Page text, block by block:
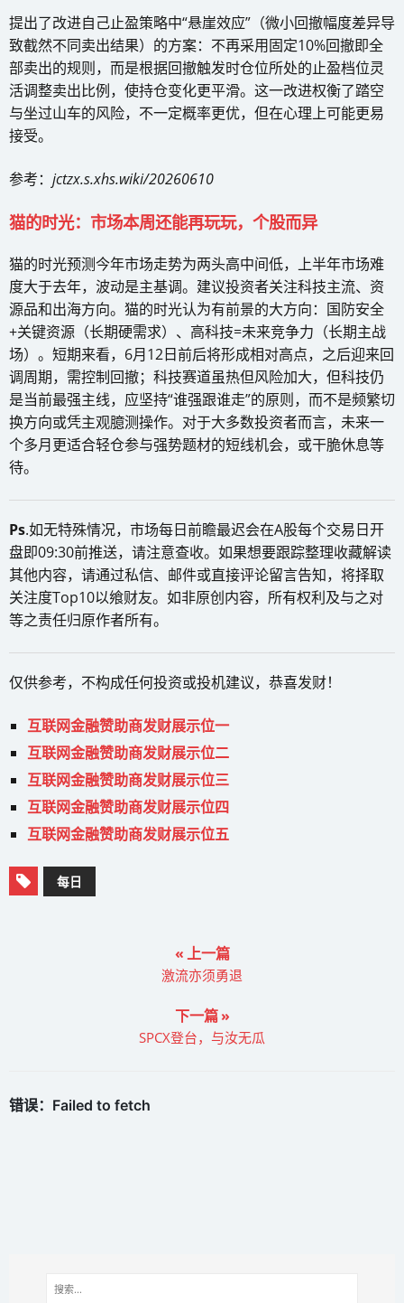
提出了改进自己止盈策略中“悬崖效应”（微小回撤幅度差异导
致截然不同卖出结果）的方案：不再采用固定10%回撤即全
部卖出的规则，而是根据回撤触发时仓位所处的止盈档位灵
活调整卖出比例，使持仓变化更平滑。这一改进权衡了踏空
与坐过山车的风险，不一定概率更优，但在心理上可能更易
接受。
参考： jctzx.s.xhs.wiki/20260610
猫的时光：市场本周还能再玩玩，个股而异
猫的时光预测今年市场走势为两头高中间低，上半年市场难
度大于去年，波动是主基调。建议投资者关注科技主流、资
源品和出海方向。猫的时光认为有前景的大方向：国防安全
+关键资源（长期硬需求）、高科技=未来竞争力（长期主战
场）。短期来看，6月12日前后将形成相对高点，之后迎来回
调周期，需控制回撤；科技赛道虽热但风险加大，但科技仍
是当前最强主线，应坚持“谁强跟谁走”的原则，而不是频繁切
换方向或凭主观臆测操作。对于大多数投资者而言，未来一
个多月更适合轻仓参与强势题材的短线机会，或干脆休息等
待。
Ps.如无特殊情况，市场每日前瞻最迟会在A股每个交易日开
盘即09:30前推送，请注意查收。如果想要跟踪整理收藏解读
其他内容，请通过私信、邮件或直接评论留言告知，将择取
关注度Top10以飨财友。如非原创内容，所有权利及与之对
等之责任归原作者所有。
仅供参考，不构成任何投资或投机建议，恭喜发财！
互联网金融赞助商发财展示位一
互联网金融赞助商发财展示位二
互联网金融赞助商发财展示位三
互联网金融赞助商发财展示位四
互联网金融赞助商发财展示位五
每日
« 上一篇
激流亦须勇退
下一篇 »
SPCX登台，与汝无瓜